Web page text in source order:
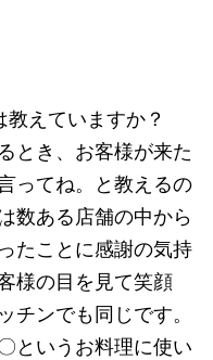
えていますか？
とき、お客様が来た
ってね。と教えるの
数ある店舗の中から
たことに感謝の気持
様の目を見て笑顔
チンでも同じです。
というお料理に使い